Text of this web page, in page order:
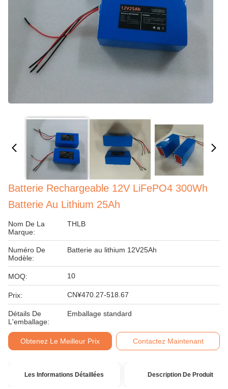
Batterie Rechargeable 12V LiFePO4 300Wh
Batterie Au Lithium 25Ah
Nom De La
Marque:
THLB
Numéro De
Modèle:
Batterie au lithium 12V25Ah
MOQ: 10
Prix: CN¥470.27-518.67
Détails De
L'emballage:
Emballage standard
Obtenez Le Meilleur Prix Contactez Maintenant
Les Informations Détaillées Description De Produit